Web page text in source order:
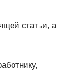
статьи, а